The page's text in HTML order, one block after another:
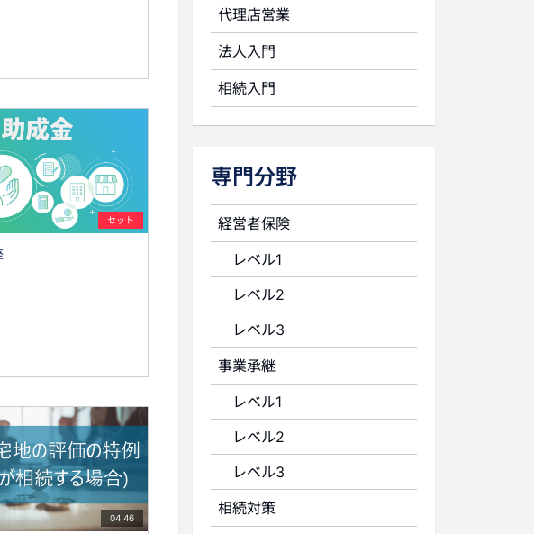
セット
04:46
代理店営業
法人入門
相続入門
専門分野
経営者保険
レベル1
レベル2
レベル3
事業承継
レベル1
レベル2
レベル3
相続対策